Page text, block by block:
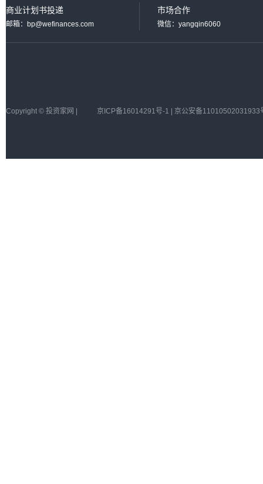
商业计划书投递
邮箱：bp@wefinances.com
市场合作
微信：yangqin6060
Copyright © 投资家网 | 京ICP备16014291号-1 | 京公安备11010502031933